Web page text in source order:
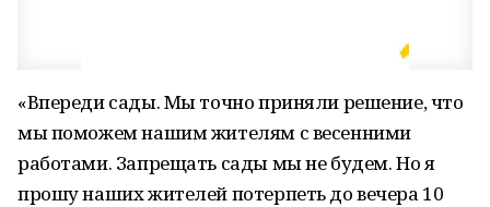
«Впереди сады. Мы точно приняли решение, что
мы поможем нашим жителям с весенними
работами. Запрещать сады мы не будем. Но я
прошу наших жителей потерпеть до вечера 10